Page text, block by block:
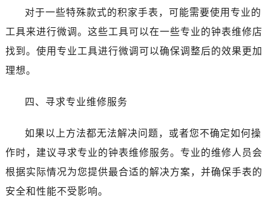
对于一些特殊款式的积家手表，可能需要使用专业的
工具来进行微调。这些工具可以在一些专业的钟表维修店
找到。使用专业工具进行微调可以确保调整后的效果更加
理想。
四、寻求专业维修服务
如果以上方法都无法解决问题，或者您不确定如何操
作时，建议寻求专业的钟表维修服务。专业的维修人员会
根据实际情况为您提供最合适的解决方案，并确保手表的
安全和性能不受影响。